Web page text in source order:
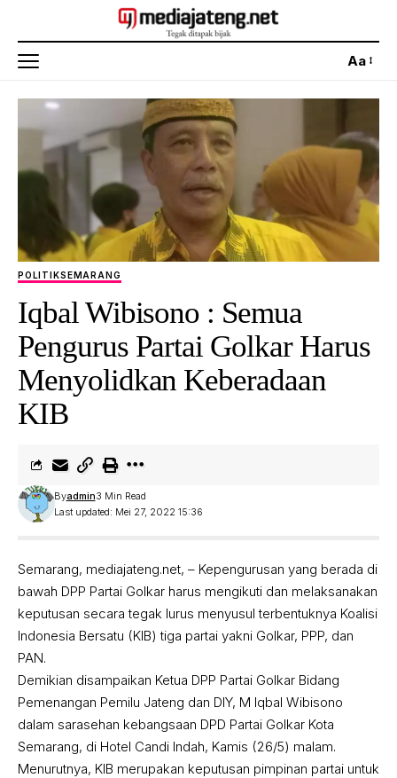
Aa
POLITIKSEMARANG
Iqbal Wibisono : Semua
Pengurus Partai Golkar Harus
Menyolidkan Keberadaan
KIB
Last updated: Mei 27, 2022 15:36
Byadmin3 Min Read
Semarang, mediajateng.net, – Kepengurusan yang berada di
bawah DPP Partai Golkar harus mengikuti dan melaksanakan
keputusan secara tegak lurus menyusul terbentuknya Koalisi
Indonesia Bersatu (KIB) tiga partai yakni Golkar, PPP, dan
PAN.
Demikian disampaikan Ketua DPP Partai Golkar Bidang
Pemenangan Pemilu Jateng dan DIY, M Iqbal Wibisono
dalam sarasehan kebangsaan DPD Partai Golkar Kota
Semarang, di Hotel Candi Indah, Kamis (26/5) malam.
Menurutnya, KIB merupakan keputusan pimpinan partai untuk